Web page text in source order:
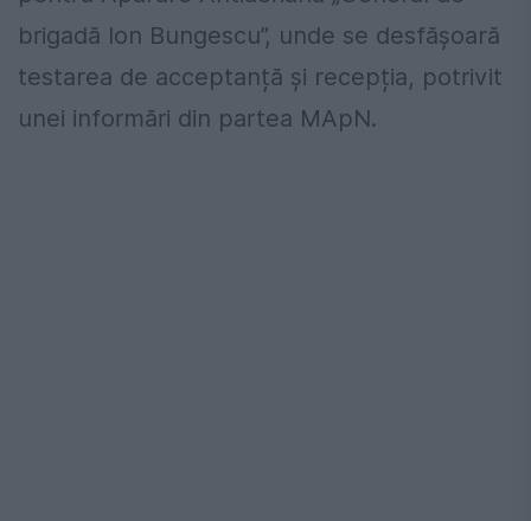
brigadă Ion Bungescu”, unde se desfășoară
testarea de acceptanță și recepția, potrivit
unei informări din partea MApN.